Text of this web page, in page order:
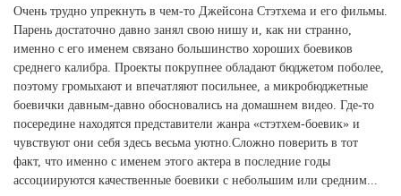
Очень трудно упрекнуть в чем-то Джейсона Стэтхема и его фильмы.
Парень достаточно давно занял свою нишу и, как ни странно,
именно с его именем связано большинство хороших боевиков
среднего калибра. Проекты покрупнее обладают бюджетом поболее,
поэтому громыхают и впечатляют посильнее, а микробюджетные
боевички давным-давно обосновались на домашнем видео. Где-то
посередине находятся представители жанра «стэтхем-боевик» и
чувствуют они себя здесь весьма уютно.Сложно поверить в тот
факт, что именно с именем этого актера в последние годы
ассоциируются качественные боевики с небольшим или средним...